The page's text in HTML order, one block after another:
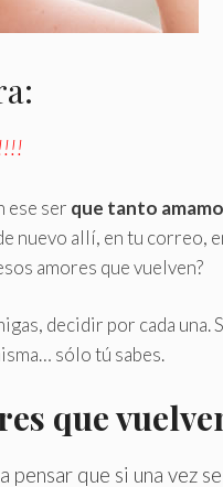
ese ser que tanto
nuevo allí, en tu correo,
amores que vuelven?
decidir por cada
sólo tú sabes.
que
pensar que si una vez